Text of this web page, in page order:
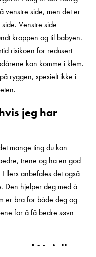
venstre side, men det er
Venstre side
kroppen og til babyen.
risikoen for redusert
kan komme i klem.
ryggen, spesielt ikke i
jeg har
mange ting du kan
trene og ha en god
anbefales det også
Den hjelper deg med å
er bra for både deg og
for å få bedre søvn
med Najells